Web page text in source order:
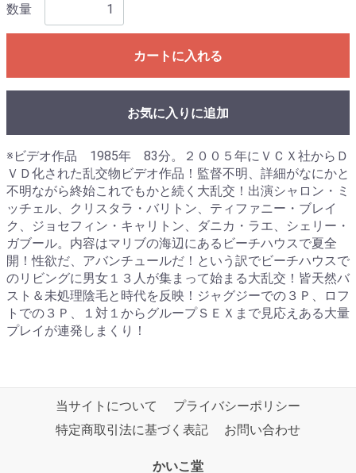
数量
カートに入れる
お気に入りに追加
※ビデオ作品 1985年 83分。２００５年にＶＣＸ社からＤ
ＶＤ化された乱交物ビデオ作品！監督不明、詳細がなにかと
不明ながら終始これでもかと続く大乱交！出演シャロン・ミ
ッチェル、クリスタラ・バリトン、ティファニー・ブレイ
ク、ジョセフィン・キャリトン、ダニカ・ラエ、シェリー・
ガブール。内容はマリブの海辺にあるビーチハウスで夏全
開！性欲だ、アバンチュールだ！という訳でビーチハウスで
のリビングに男女１３人が集まって始まる大乱交！皆天然バ
スト＆未処理陰毛と時代を反映！ジャグジーでの３Ｐ、ロフ
トでの３Ｐ、１対１からグループＳＥＸまで見応えある大量
プレイが連発しまくり！
当サイトについて
プライバシーポリシー
特定商取引法に基づく表記
お問い合わせ
かいこ堂